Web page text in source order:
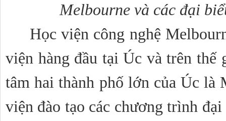
Melbourne và các đại
Học viện công nghệ
viện hàng đầu tại Úc và trên
tâm hai thành phố lớn của Úc là
viện đào tạo các chương trình